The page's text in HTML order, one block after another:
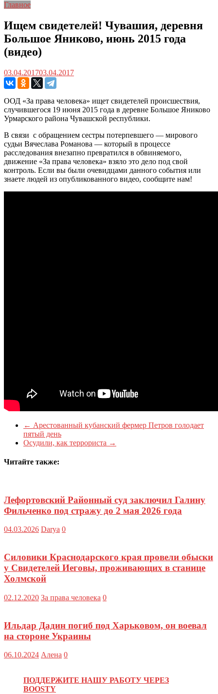
Главное
Ищем свидетелей! Чувашия, деревня
Большое Яниково, июнь 2015 года
(видео)
03.04.201703.04.2017
ООД «За права человека» ищет свидетелей происшествия,
случившегося 19 июня 2015 года в деревне Большое Яниково
Урмарского района Чувашской республики.
В связи с обращением сестры потерпевшего — мирового
судьи Вячеслава Романова — который в процессе
расследования внезапно превратился в обвиняемого,
движение «За права человека» взяло это дело под свой
контроль. Если вы были очевидцами данного события или
знаете людей из опубликованного видео, сообщите нам!
← Арестованный кубанский фермер Петров голодает
пятый день
Осудили, как террориста →
Читайте также:
Лефортовский Районный суд заключил Галину
Фильченко под стражу до 2 мая 2026 года
04.03.2026 Darya 0
Силовики Краснодарского края провели обыски
у Свидетелей Иеговы, проживающих в станице
Холмской
02.12.2020 За права человека 0
Ильдар Дадин погиб под Харьковом, он воевал
на стороне Украины
06.10.2024 Алена 0
ПОДДЕРЖИТЕ НАШУ РАБОТУ ЧЕРЕЗ
BOOSTY